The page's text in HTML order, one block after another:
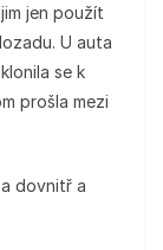
jen použít
U auta
se k
prošla mezi
dovnitř a